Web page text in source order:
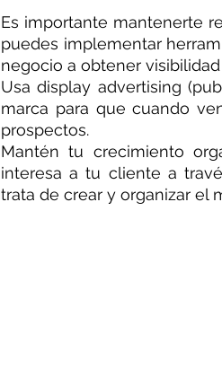
Es importante mantenerte
puedes implementar
negocio a obtener
Usa display advertising
marca para que cuando
prospectos.
Mantén tu crecimiento
interesa a tu cliente a
trata de crear y organizar el